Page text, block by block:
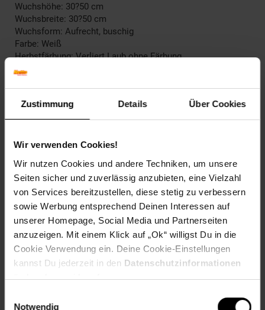
Zustimmung Details Über Cookies
Wir verwenden Cookies!
Wir nutzen Cookies und andere Techniken, um unsere
Seiten sicher und zuverlässig anzubieten, eine Vielzahl
von Services bereitzustellen, diese stetig zu verbessern
sowie Werbung entsprechend Deinen Interessen auf
unserer Homepage, Social Media und Partnerseiten
anzuzeigen. Mit einem Klick auf „Ok“ willigst Du in die
Cookie Verwendung ein. Deine Cookie-Einstellungen
kannst Du jederzeit in den Datenschutzinformationen
ändern bzw. widerrufen.
Notwendig
Wuchshöhe: 30?50 cm
Wuchsbreite: 30?50 cm
Wuchsform: Aufrecht, buschig
Farbe: Weiß
Herbstfärbung: Verliert Laub ohne Färbung
Blütenfarbe: Weiß
Frucht: Keine Frucht
Blattform: Handförmig
Standortempfehlung: Halbschattig, windgeschützt
Pflegeaufwand: Mittel
Lichtbedarf: Halbschattig-Schattig
Wasserbedarf: Mittel
Rückschnitt: Rückschnitt nach der Blüte
Schnittverträglichkeit: Gut
Bodenansprüche: humos und kalkhaltig
Nährstoffgehalt: Mittel
Frosthärte: bis -28 °C
Verwendung: Am Gehölzrand,Im Staudenbeet,Steingarten,